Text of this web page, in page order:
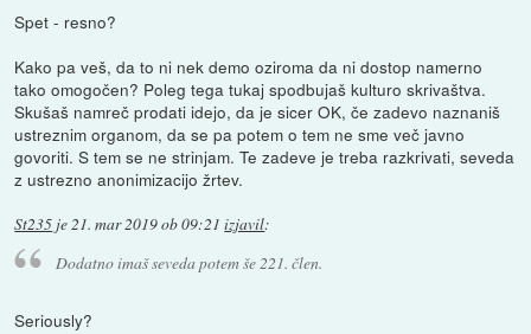
Spet - resno?
Kako pa veš, da to ni nek demo oziroma da ni dostop namerno
tako omogočen? Poleg tega tukaj spodbujaš kulturo skrivaštva.
Skušaš namreč prodati idejo, da je sicer OK, če zadevo naznaniš
ustreznim organom, da se pa potem o tem ne sme več javno
govoriti. S tem se ne strinjam. Te zadeve je treba razkrivati, seveda
z ustrezno anonimizacijo žrtev.
St235 je21. mar 2019 ob 09:21 izjavil:
Dodatno imaš seveda potem še 221. člen.
Seriously?